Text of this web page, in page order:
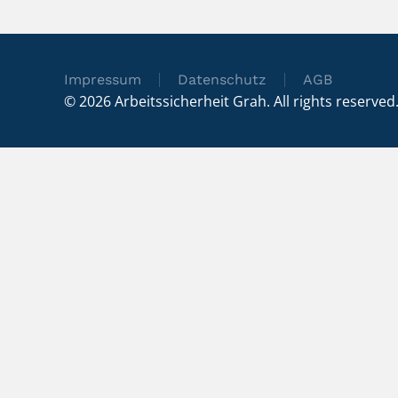
Impressum Datenschutz AGB
©2026Arbeitssicherheit Grah. All rights reserved.